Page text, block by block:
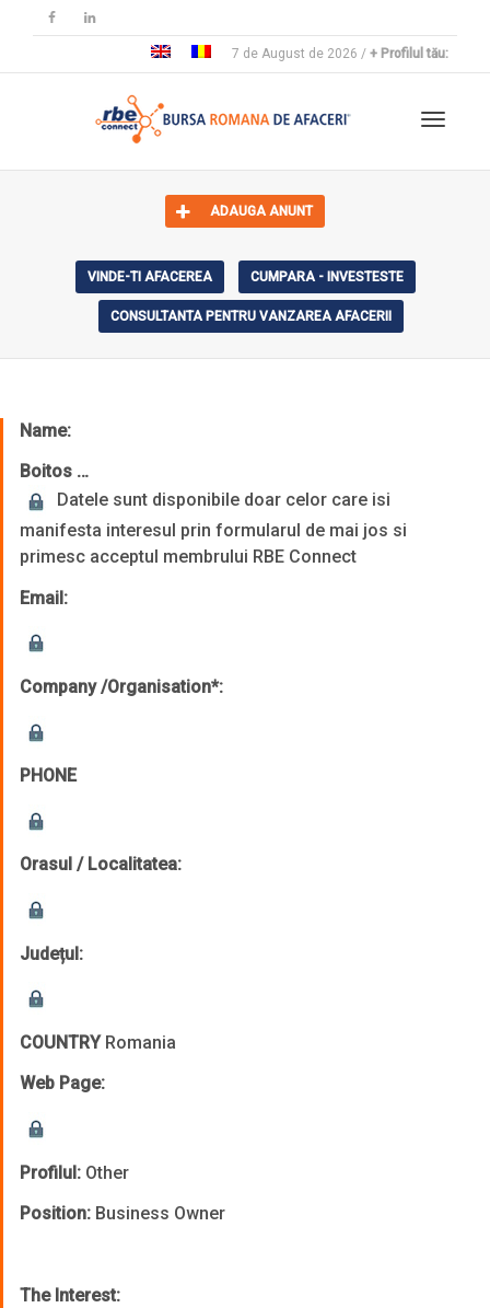
7 de August de 2026 / + Profilul tău:
ADAUGA ANUNT
VINDE-TI AFACEREA CUMPARA - INVESTESTE
CONSULTANTA PENTRU VANZAREA AFACERII
Name:
Boitos …
Datele sunt disponibile doar celor care isi
manifesta interesul prin formularul de mai jos si
primesc acceptul membrului RBE Connect
Email:
Company /Organisation*:
PHONE
Orasul / Localitatea:
Județul:
COUNTRYRomania
Web Page:
Profilul: Other
Position: Business Owner
The Interest: